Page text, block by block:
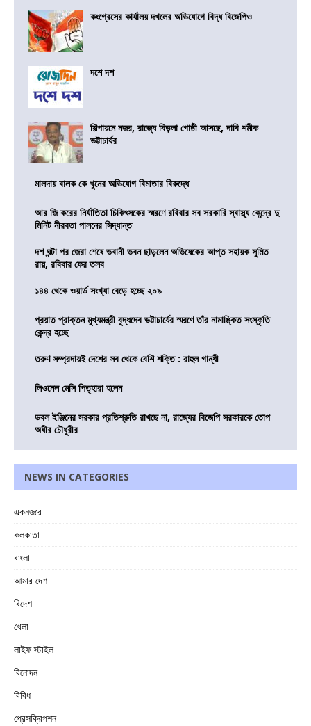
কংগ্রেসের কার্যালয় দখলের অভিযোগে বিদ্ধ বিজেপিও
দশে দশ
শিল্পায়নে নজর, রাজ্যে বিড়লা গোষ্ঠী আসছে, দাবি শমীক
ভট্টাচার্যর
মালদায় বালক কে খুনের অভিযোগ বিমাতার বিরুদ্ধে
আর জি করের নির্যাতিতা চিকিৎসকের স্মরণে রবিবার সব সরকারি স্বাস্থ্য কেন্দ্রে দু
মিনিট নীরবতা পালনের সিদ্ধান্ত
দশ ঘন্টা পর জেরা শেষে ভবানী ভবন ছাড়লেন অভিষেকের আপ্ত সহায়ক সুমিত
রায়, রবিবার ফের তলব
১৪৪ থেকে ওয়ার্ড সংখ্যা বেড়ে হচ্ছে ২০৯
প্রয়াত প্রাক্তন মুখ্যমন্ত্রী বুদ্ধদেব ভট্টাচার্যের স্মরণে তাঁর নামাঙ্কিত সংস্কৃতি
কেন্দ্র হচ্ছে
তরুণ সম্প্রদায়ই দেশের সব থেকে বেশি শক্তি : রাহুল গান্ধী
লিওনেল মেসি পিতৃহারা হলেন
ডবল ইঞ্জিনের সরকার প্রতিশ্রুতি রাখছে না, রাজ্যের বিজেপি সরকারকে তোপ
অধীর চৌধুরীর
NEWS IN CATEGORIES
একনজরে
কলকাতা
বাংলা
আমার দেশ
বিদেশ
খেলা
লাইফ স্টাইল
বিনোদন
বিবিধ
প্রেসক্রিপশন